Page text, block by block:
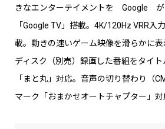
きなエンターテイメントを Google
「Google TV」搭載。4K/120Hz VRR入
載。動きの速いゲーム映像を滑らかに
ディスク（別売）録画した番組をタイ
「まと丸」対応。音声の切り替わり（
マーク「おまかせオートチャプター」対